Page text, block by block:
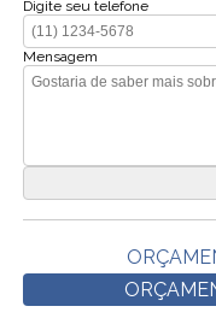
Digite seu telefone
Mensagem